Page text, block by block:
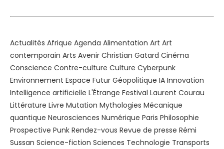
Actualités Afrique Agenda Alimentation Art Art
contemporain Arts Avenir Christian Gatard Cinéma
Conscience Contre-culture Culture Cyberpunk
Environnement Espace Futur Géopolitique IA Innovation
Intelligence artificielle L'Étrange Festival Laurent Courau
Littérature Livre Mutation Mythologies Mécanique
quantique Neurosciences Numérique Paris Philosophie
Prospective Punk Rendez-vous Revue de presse Rémi
Sussan Science-fiction Sciences Technologie Transports